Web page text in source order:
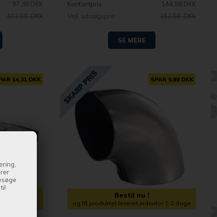
97,38 DKK
102,50 DKK
Kontantpris
144,88 DKK
Vejl. udsalgspris
152,50 DKK
SE MERE
14,31 DKK
1-2 dage
SPAR 9,88 DKK
Bestil nu !
og få produktet leveret indenfor 1-2 dage